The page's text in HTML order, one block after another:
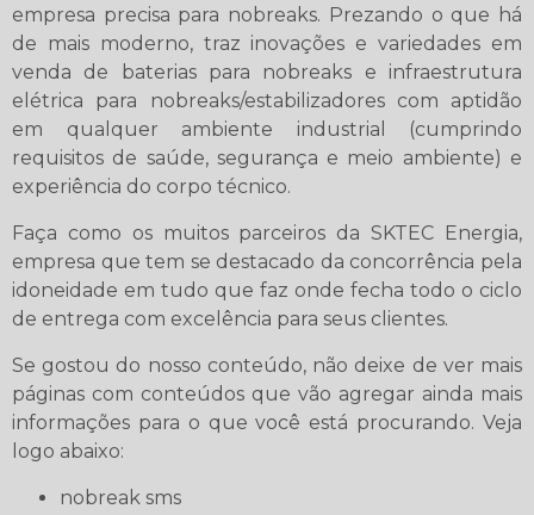
empresa precisa para nobreaks. Prezando o que há
de mais moderno, traz inovações e variedades em
venda de baterias para nobreaks e infraestrutura
elétrica para nobreaks/estabilizadores com aptidão
em qualquer ambiente industrial (cumprindo
requisitos de saúde, segurança e meio ambiente) e
experiência do corpo técnico.
Faça como os muitos parceiros da SKTEC Energia,
empresa que tem se destacado da concorrência pela
idoneidade em tudo que faz onde fecha todo o ciclo
de entrega com excelência para seus clientes.
Se gostou do nosso conteúdo, não deixe de ver mais
páginas com conteúdos que vão agregar ainda mais
informações para o que você está procurando. Veja
logo abaixo:
nobreak sms